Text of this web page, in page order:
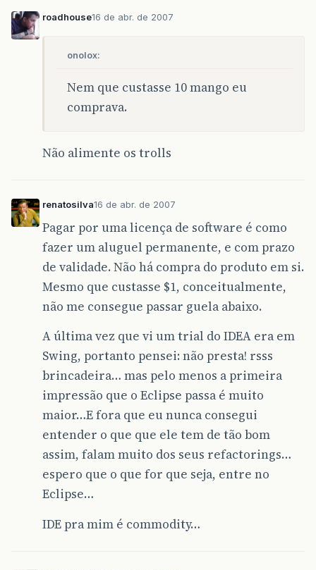
roadhouse16 de abr. de 2007
onolox:
Nem que custasse 10 mango eu
comprava.
Não alimente os trolls
renatosilva16 de abr. de 2007
Pagar por uma licença de software é como
fazer um aluguel permanente, e com prazo
de validade. Não há compra do produto em si.
Mesmo que custasse $1, conceitualmente,
não me consegue passar guela abaixo.
A última vez que vi um trial do IDEA era em
Swing, portanto pensei: não presta! rsss
brincadeira… mas pelo menos a primeira
impressão que o Eclipse passa é muito
maior…E fora que eu nunca consegui
entender o que que ele tem de tão bom
assim, falam muito dos seus refactorings…
espero que o que for que seja, entre no
Eclipse…
IDE pra mim é commodity…